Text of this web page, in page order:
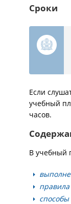
Сроки
Если
учебный
часов.
В учебный
способы